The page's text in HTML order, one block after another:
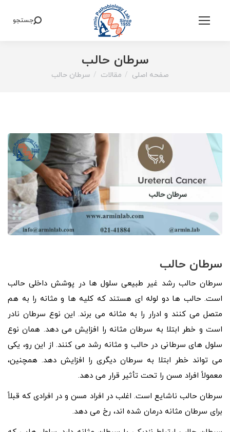
Search:
جستجو
سرطان حالب
You are here:
صفحه اصلی مقالات سرطان حالب
سرطان حالب
سرطان حالب رشد غیر طبیعی سلول ها در پوشش داخلی حالب
است. حالب ها دو لوله ای هستند که کلیه ها و مثانه را به هم
متصل می کنند و ادرار را به مثانه می برند. این نوع سرطان نادر
است و خطر ابتلا به سرطان مثانه را افزایش می دهد. همان نوع
سلول های سرطانی در حالب و مثانه رشد می کنند. از این رو، یکی
می تواند خطر ابتلا به سرطان دیگری را افزایش دهد. همچنین،
معمولاً افراد مسن را تحت تأثیر قرار می دهد.
سرطان حالب ناشایع است. اغلب در افراد مسن و در افرادی که قبلاً
برای سرطان مثانه درمان شده اند، رخ می دهد.